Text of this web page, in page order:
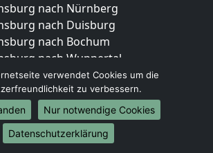
nach Nürnberg
nach Duisburg
nach Bochum
nach Wuppertal
nach Bielefeld
nach Bonn
nach Münster
Umzüge
verwendet Cookies um die
zu verbessern.
Nur notwendige Cookies
Datenschutzerklärung